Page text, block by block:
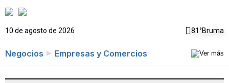
10 de agosto de 2026 81°Bruma
Negocios Empresas y Comercios